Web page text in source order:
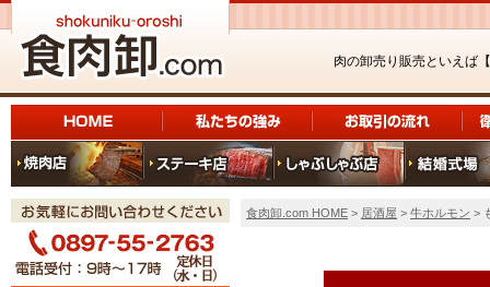
肉の卸売り販売といえば【
食肉卸.com HOME > 居酒屋 > 牛ホルモン >